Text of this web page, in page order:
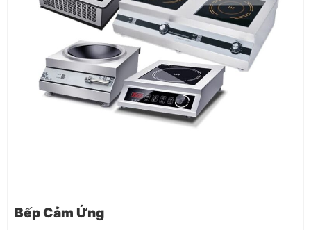
Bếp Cảm Ứng